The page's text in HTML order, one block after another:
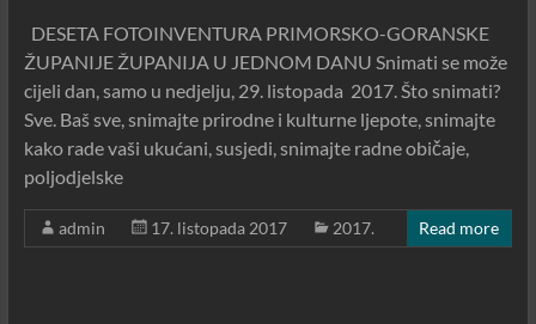
DESETA FOTOINVENTURA PRIMORSKO-GORANSKE
ŽUPANIJE ŽUPANIJA U JEDNOM DANU Snimati se može
cijeli dan, samo u nedjelju, 29. listopada 2017. Što snimati?
Sve. Baš sve, snimajte prirodne i kulturne ljepote, snimajte
kako rade vaši ukućani, susjedi, snimajte radne običaje,
poljodjelske
admin 17. listopada 2017 2017. Read more